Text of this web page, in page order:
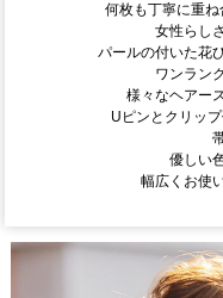
何枚も丁寧に重ね
女性らし
パールの付いた花
ワンラン
様々なヘアー
Uピンとクリッ
優しい
幅広くお使